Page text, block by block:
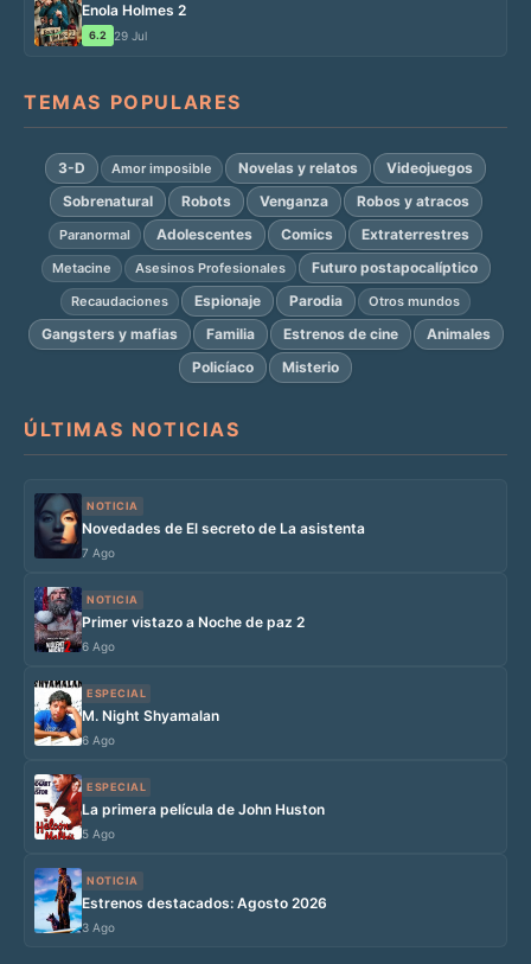
Enola Holmes 2
6.2 29 Jul
TEMAS POPULARES
3-D Amor imposible Novelas y relatos
Videojuegos
Sobrenatural
Robots Venganza Robos y atracos
Paranormal Adolescentes Comics Extraterrestres
Metacine Asesinos Profesionales Futuro postapocalíptico
Recaudaciones Espionaje Parodia Otros mundos
Gangsters y mafias Familia Estrenos de cine
Animales
Policíaco
Misterio
ÚLTIMAS NOTICIAS
NOTICIA
Novedades de El secreto de La asistenta
7 Ago
NOTICIA
Primer vistazo a Noche de paz 2
6 Ago
ESPECIAL
M. Night Shyamalan
6 Ago
ESPECIAL
La primera película de John Huston
5 Ago
NOTICIA
Estrenos destacados: Agosto 2026
3 Ago